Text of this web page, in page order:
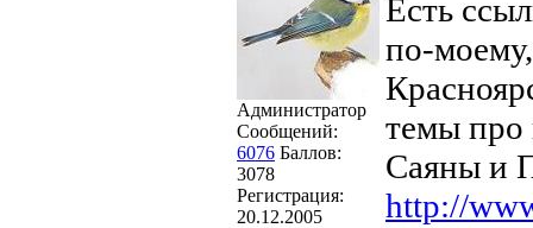
Администратор
Сообщений:
6076 Баллов:
3078
Регистрация:
20.12.2005
Есть
по-
темы про
Саяны и
http://